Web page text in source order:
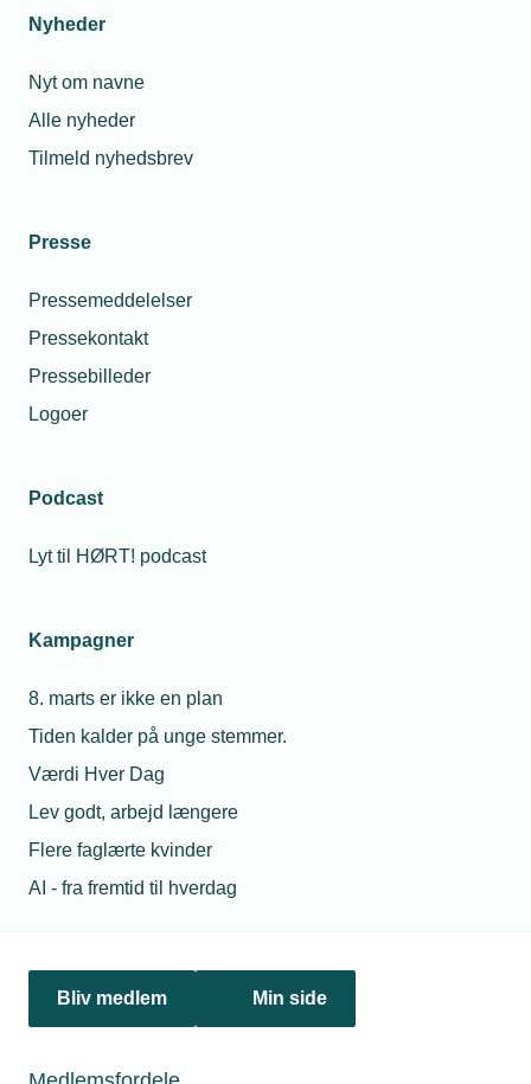
Nyheder
Nyt om navne
Alle nyheder
Tilmeld nyhedsbrev
Presse
Pressemeddelelser
Pressekontakt
Pressebilleder
Logoer
Podcast
Lyt til HØRT! podcast
Kampagner
8. marts er ikke en plan
Tiden kalder på unge stemmer.
Værdi Hver Dag
Lev godt, arbejd længere
Flere faglærte kvinder
AI - fra fremtid til hverdag
Bliv medlem Min side
Politik & analyse
jura@tekniq.dk
tekniq@tekniq.dk